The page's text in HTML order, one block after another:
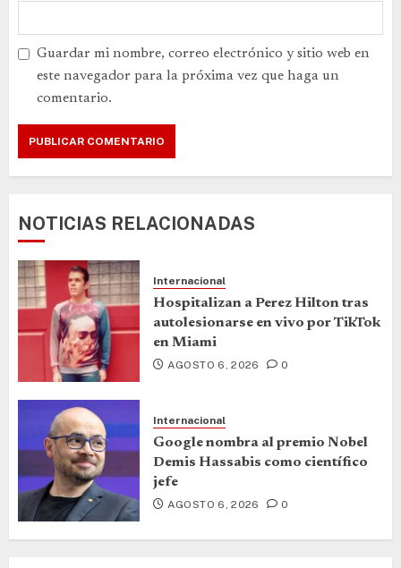
Guardar mi nombre, correo electrónico y sitio web en
este navegador para la próxima vez que haga un
comentario.
NOTICIAS RELACIONADAS
Internacional
Hospitalizan a Perez Hilton tras
autolesionarse en vivo por TikTok
en Miami
AGOSTO 6, 2026 0
Internacional
Google nombra al premio Nobel
Demis Hassabis como científico
jefe
AGOSTO 6, 2026 0